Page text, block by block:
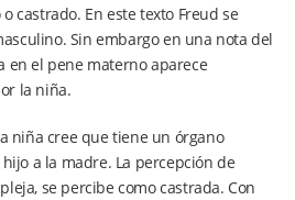
castrado. En este texto Freud se
Sin embargo en una nota del
en el pene materno aparece
la niña.
niña cree que tiene un órgano
a la madre. La percepción de
se percibe como castrada. Con